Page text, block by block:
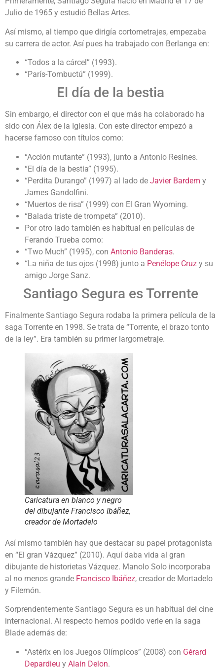
Julio de 1965 y estudió Bellas Artes.
Así mismo, al tiempo que dirigía cortometrajes, empezaba
su carrera de actor. Así pues ha trabajado con Berlanga en:
“Todos a la cárcel” (1993).
“París-Tombuctú” (1999).
El día de la bestia
Sin embargo, el director con el que más ha colaborado ha
sido con Álex de la Iglesia. Con este director empezó a
hacerse famoso con títulos como:
“Acción mutante” (1993), junto a Antonio Resines.
“El día de la bestia” (1995).
“Perdita Durango” (1997) al lado de Javier Bardem y
James Gandolfini.
“Muertos de risa” (1999) con El Gran Wyoming.
“Balada triste de trompeta” (2010).
Por otro lado también es habitual en películas de
Ferando Trueba como:
“Two Much” (1995), con Antonio Banderas.
“La niña de tus ojos (1998) junto a Penélope Cruz y su
amigo Jorge Sanz.
Santiago Segura es Torrente
Finalmente Santiago Segura rodaba la primera película de la
saga Torrente en 1998. Se trata de “Torrente, el brazo tonto
de la ley”. Era también su primer largometraje.
Caricatura en blanco y negro
del dibujante Francisco Ibáñez,
creador de Mortadelo
Así mismo también hay que destacar su papel protagonista
en “El gran Vázquez” (2010). Aquí daba vida al gran
dibujante de historietas Vázquez. Manolo Solo incorporaba
al no menos grande Francisco Ibáñez, creador de Mortadelo
y Filemón.
Sorprendentemente Santiago Segura es un habitual del cine
internacional. Al respecto hemos podido verle en la saga
Blade además de:
“Astérix en los Juegos Olímpicos” (2008) con Gérard
Depardieu y Alain Delon.